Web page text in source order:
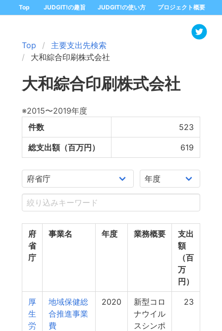
Top JUDGIT!の趣旨 JUDGIT!の使い方 プロジェクト概要
Top
主要支出先検索
大和綜合印刷株式会社
大和綜合印刷株式会社
※2015〜2019年度
件数
523
総支出額（百万円） 619
府
省
庁
事業名 年度 業務概要
支出
額
（百
万
円）
厚
生
労
地域保健総
合推進事業
費
2020
新型コロ
ナウイル
スシンポ
23